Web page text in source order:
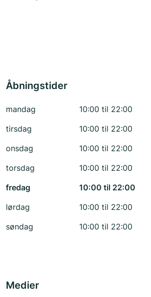
Åbningstider
mandag
10:00 til 22:00
tirsdag
10:00 til 22:00
onsdag
10:00 til 22:00
torsdag
10:00 til 22:00
fredag
10:00 til 22:00
lørdag
10:00 til 22:00
søndag
10:00 til 22:00
Medier